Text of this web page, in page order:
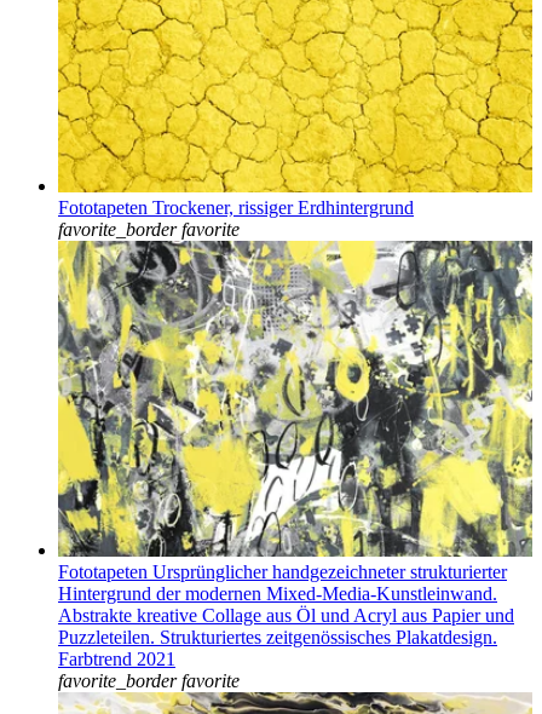
Fototapeten Trockener, rissiger Erdhintergrund
favorite_border favorite
Fototapeten Ursprünglicher handgezeichneter strukturierter
Hintergrund der modernen Mixed-Media-Kunstleinwand.
Abstrakte kreative Collage aus Öl und Acryl aus Papier und
Puzzleteilen. Strukturiertes zeitgenössisches Plakatdesign.
Farbtrend 2021
favorite_border favorite